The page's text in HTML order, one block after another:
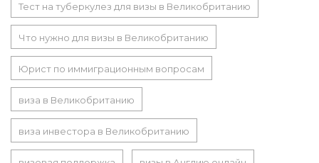
Тест на туберкулез для визы в Великобританию
Что нужно для визы в Великобританию
Юрист по иммиграционным вопросам
виза в Великобританию
виза инвестора в Великобританию